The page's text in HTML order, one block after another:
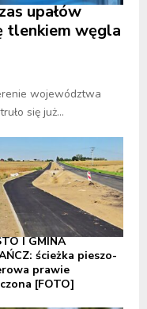
upałów
tlenkiem węgla
województwa
się już...
I GMINA
ścieżka pieszo-
prawie
[FOTO]